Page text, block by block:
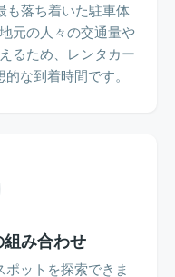
も落ち着いた駐車体
元の人々の交通量や
るため、レンタカー
な到着時間です。
み合わせ
ットを探索できま